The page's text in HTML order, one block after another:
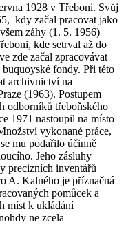
1928 v Třeboni. Svůj
kdy začal pracovat jako
záhy (1. 5. 1956)
kde setrval až do
zde začal zpracovávat
fondy. Při této
archivnictví na
(1963). Postupem
odborníků třeboňského
1971 nastoupil na místo
vykonané práce,
mu podařilo účinně
Jeho zásluhy
precizních inventářů
A. Kalného je příznačná
pomůcek a
míst k ukládání
ne zcela